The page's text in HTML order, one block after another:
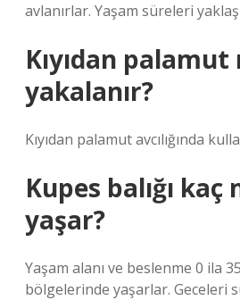
avlanırlar. Yaşam süreleri
Kıyıdan palamut
yakalanır?
Kıyıdan palamut avcılığında
Kupes balığı
yaşar?
Yaşam alanı ve beslenme 0 ila
bölgelerinde yaşarlar. Geceleri